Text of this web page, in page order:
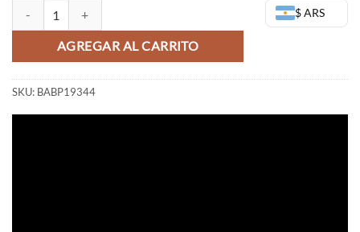
$ ARS
Toshiro Hitsugaya figura - Bleach Solid and Souls cantidad
AGREGAR AL CARRITO
SKU: BABP19344